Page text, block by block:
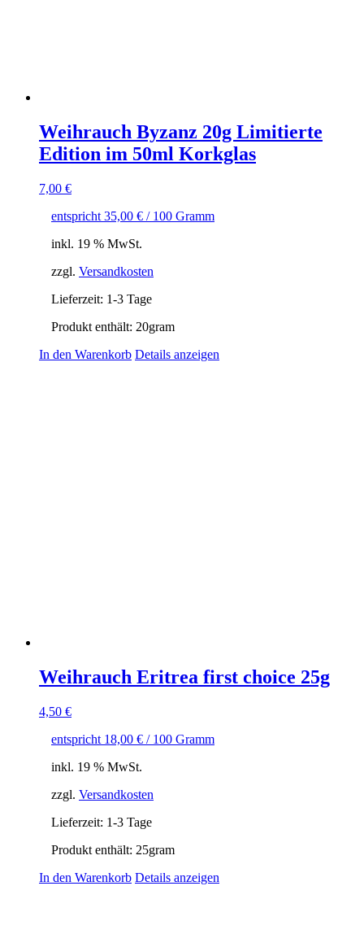
Weihrauch Byzanz 20g Limitierte
Edition im 50ml Korkglas
7,00 €
entspricht 35,00 € / 100 Gramm
inkl. 19 % MwSt.
zzgl. Versandkosten
Lieferzeit: 1-3 Tage
Produkt enthält: 20gram
In den Warenkorb Details anzeigen
Weihrauch Eritrea first choice 25g
4,50 €
entspricht 18,00 € / 100 Gramm
inkl. 19 % MwSt.
zzgl. Versandkosten
Lieferzeit: 1-3 Tage
Produkt enthält: 25gram
In den Warenkorb Details anzeigen